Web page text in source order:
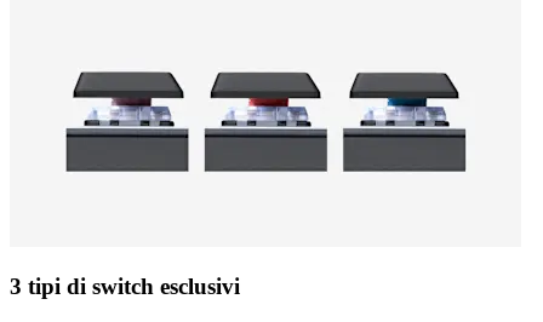
3 tipi di switch esclusivi